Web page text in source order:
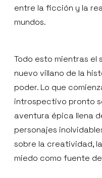
entre la ficción y la
mundos.
Todo esto mientras el
nuevo villano de la
poder. Lo que
introspectivo pronto
aventura épica llena
personajes
sobre la creatividad,
miedo como fuente